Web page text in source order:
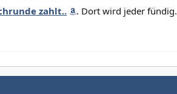
zahlt.. . Dort wird jeder fündig.